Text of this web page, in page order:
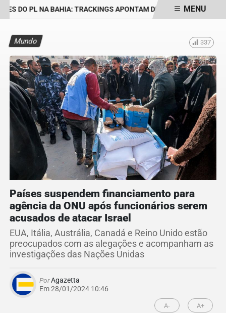
DO PL NA BAHIA: TRACKINGS APONTAM DRA. RAISSA SOARES E
MENU
Mundo 337
Países suspendem financiamento para
agência da ONU após funcionários serem
acusados de atacar Israel
EUA, Itália, Austrália, Canadá e Reino Unido estão
preocupados com as alegações e acompanham as
investigações das Nações Unidas
PorAgazetta
Em 28/01/2024 10:46
A- A+